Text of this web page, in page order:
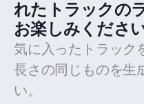
れたトラックの
お楽しみくださ
気に入ったトラック
長さの同じものを生
い。